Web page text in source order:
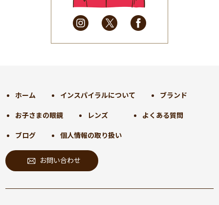
2025年3月(31)
2025年2月
(28)
2025年1月
(34)
2024年9月(30)
2024年7月(31)
2024年6月(30)
2024年5月
2024年4月 (32)
2024年2月(31)
ホーム インスパイラルについて ブランド
お子さまの眼鏡 レンズ よくある質問
ブログ 個人情報の取り扱い
お問い合わせ